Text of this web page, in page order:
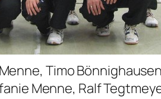
Timo
Menne, Ralf